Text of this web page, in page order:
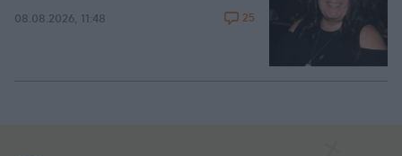
08.08.2026, 11:48 25